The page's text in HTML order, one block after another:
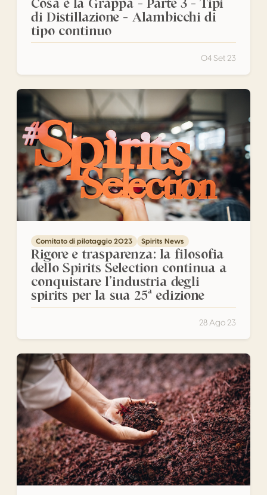
Cosa è la Grappa – Parte 3 – Tipi
di Distillazione – Alambicchi di
tipo continuo
04 Set 23
Rigore e trasparenza: la filosofia dello Spirits Selection
Comitato di pilotaggio 2023 Spirits News
Rigore e trasparenza: la filosofia
dello Spirits Selection continua a
conquistare l’industria degli
spirits per la sua 25ª edizione
28 Ago 23
Cosa è la Grappa – Parte 2 – Conservazione della